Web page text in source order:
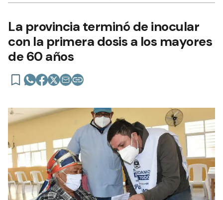
La provincia terminó de inocular
con la primera dosis a los mayores
de 60 años